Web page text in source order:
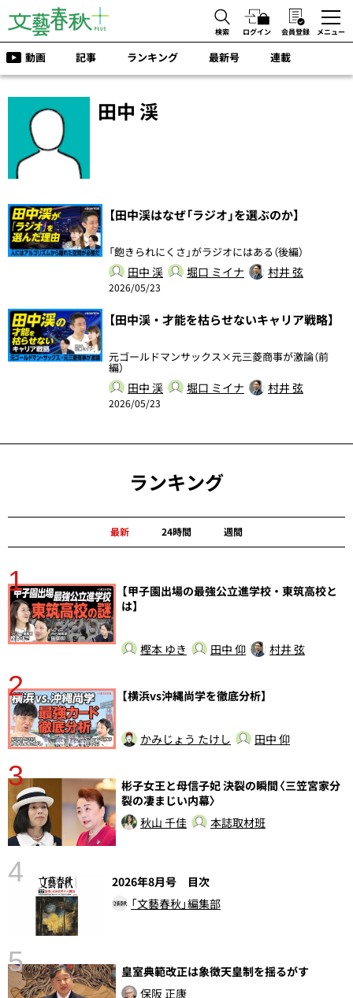
検索 ログイン 会員登録 メニュー
動画 記事 ランキング 最新号 連載
田中 渓
【田中渓はなぜ「ラジオ」を選ぶのか】
「飽きられにくさ」がラジオにはある（後編）
田中 渓 堀口 ミイナ 村井 弦
2026/05/23
【田中渓・才能を枯らせないキャリア戦略】
元ゴールドマンサックス×元三菱商事が激論（前
編）
田中 渓 堀口 ミイナ 村井 弦
2026/05/23
ランキング
最新 24時間 週間
1
【甲子園出場の最強公立進学校・東筑高校と
は】
樫本 ゆき 田中 仰 村井 弦
2 【横浜vs沖縄尚学を徹底分析】
かみじょう たけし 田中 仰
3
彬子女王と母信子妃 決裂の瞬間〈三笠宮家分
裂の凄まじい内幕〉
秋山 千佳
本誌取材班
4
2026年8月号 目次
「文藝春秋」編集部
5
皇室典範改正は象徴天皇制を揺るがす
保阪 正康